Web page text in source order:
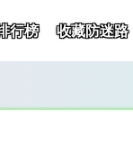
行榜 收藏防迷路